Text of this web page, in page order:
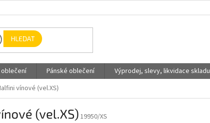
HLEDAT
Pánské oblečení
Výprodej, slevy, likvidace skladu
vínové (vel.XS)
(vel.XS) 19950/XS